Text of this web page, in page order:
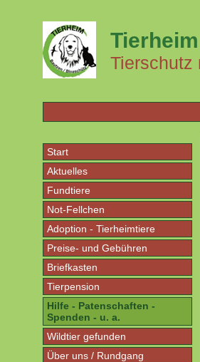
Tierschutz
Start
Aktuelles
Fundtiere
Not-Fellchen
Adoption - Tierheimtiere
Preise- und Gebühren
Briefkasten
Tierpension
Hilfe - Patenschaften -
Spenden - u. a.
Wildtier gefunden
Über uns / Rundgang